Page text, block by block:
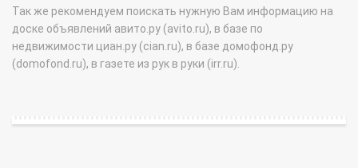
Так же рекомендуем поискать нужную Вам информацию на
доске объявлений авито.ру (avito.ru), в базе по
недвижимости циан.ру (cian.ru), в базе домофонд.ру
(domofond.ru), в газете из рук в руки (irr.ru).